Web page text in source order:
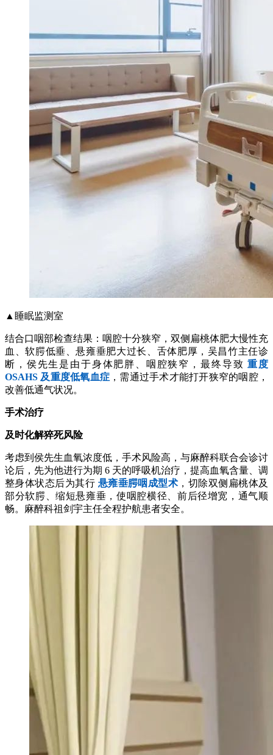
▲睡眠监测室
结合口咽部检查结果：咽腔十分狭窄，双侧扁桃体肥大慢性充
血、软腭低垂、悬雍垂肥大过长、舌体肥厚，吴昌竹主任诊
断，侯先生是由于身体肥胖、咽腔狭窄，最终导致重度
OSAHS 及重度低氧血症 ，需通过手术才能打开狭窄的咽腔，
改善低通气状况。
手术治疗
及时化解猝死风险
考虑到侯先生血氧浓度低，手术风险高，与麻醉科联合会诊讨
论后，先为他进行为期 6 天的呼吸机治疗，提高血氧含量、调
整身体状态后为其行 悬雍垂腭咽成型术 ，切除双侧扁桃体及
部分软腭、缩短悬雍垂，使咽腔横径、前后径增宽，通气顺
畅。麻醉科祖剑宇主任全程护航患者安全。